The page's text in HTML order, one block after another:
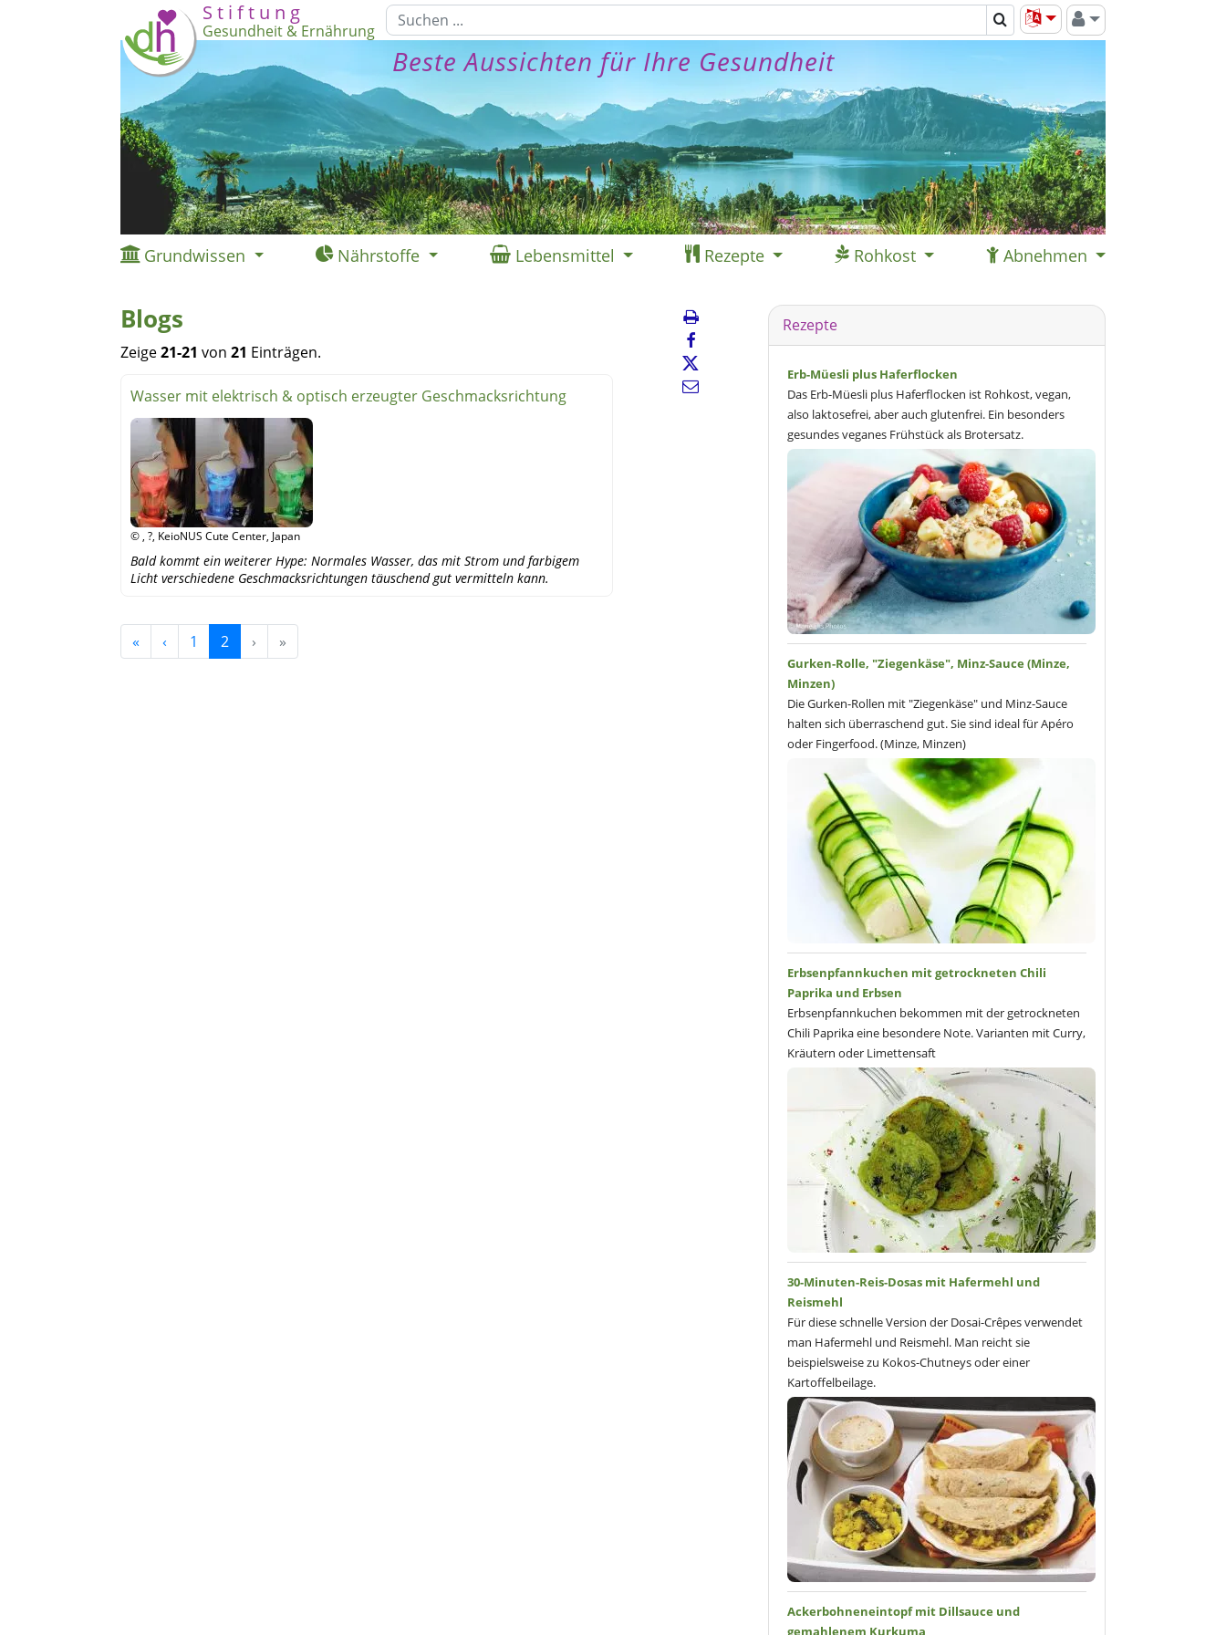
S t i f t u n g
Gesundheit & Ernährung
Beste Aussichten für Ihre Gesundheit
Grundwissen Nährstoffe Lebensmittel Rezepte Rohkost Abnehmen
Blogs
Zeige21-21 von 21 Einträgen.
Wasser mit elektrisch & optisch erzeugter Geschmacksrichtung
© , ?, KeioNUS Cute Center, Japan
Bald kommt ein weiterer Hype: Normales Wasser, das mit Strom und farbigem
Licht verschiedene Geschmacksrichtungen täuschend gut vermitteln kann.
« ‹ 1 2 › »
Rezepte
Erb-Müesli plus Haferflocken
Das Erb-Müesli plus Haferflocken ist Rohkost, vegan,
also laktosefrei, aber auch glutenfrei. Ein besonders
gesundes veganes Frühstück als Brotersatz.
Gurken-Rolle, "Ziegenkäse", Minz-Sauce (Minze,
Minzen)
Die Gurken-Rollen mit "Ziegenkäse" und Minz-Sauce
halten sich überraschend gut. Sie sind ideal für Apéro
oder Fingerfood. (Minze, Minzen)
Erbsenpfannkuchen mit getrockneten Chili
Paprika und Erbsen
Erbsenpfannkuchen bekommen mit der getrockneten
Chili Paprika eine besondere Note. Varianten mit Curry,
Kräutern oder Limettensaft
30-Minuten-Reis-Dosas mit Hafermehl und
Reismehl
Für diese schnelle Version der Dosai-Crêpes verwendet
man Hafermehl und Reismehl. Man reicht sie
beispielsweise zu Kokos-Chutneys oder einer
Kartoffelbeilage.
Ackerbohneneintopf mit Dillsauce und
gemahlenem Kurkuma